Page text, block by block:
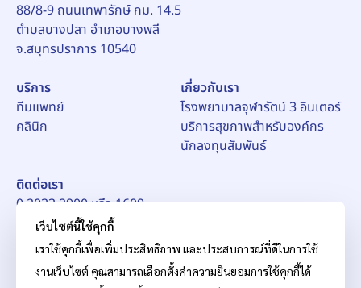
88/8-9 ถนนเทพารักษ์ กม. 14.5
ตำบลบางปลา อำเภอบางพลี
จ.สมุทรปราการ 10540
บริการ
ทีมแพทย์
คลินิก
เกี่ยวกับเรา
โรงพยาบาลจุฬารัตน์ 3 อินเตอร์
บริการสุขภาพสำหรับองค์กร
นักลงทุนสัมพันธ์
ติดต่อเรา
0 2033 2900 หรือ 1609
อีเมล์:pr_ch3@chularat.com
เว็บไซต์นี้ใช้คุกกี้
เราใช้คุกกี้เพื่อเพิ่มประสิทธิภาพ และประสบการณ์ที่ดีในการใช้
งานเว็บไซต์ คุณสามารถเลือกตั้งค่าความยินยอมการใช้คุกกี้ได้